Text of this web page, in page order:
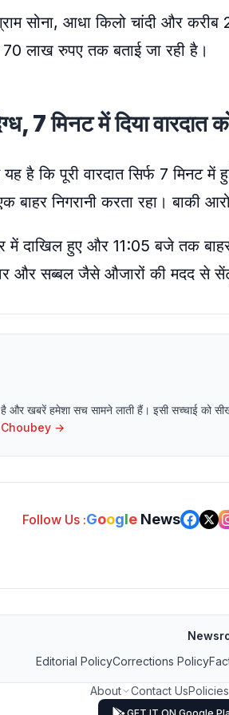
सोना, आधा किलो चांदी और
70 लाख रुपए तक बताई जा रही है।
मिनट में दिया वारदात
यह है कि पूरी वारदात सिर्फ 7 मिनट
निगरानी करता रहा। बाकी
दाखिल हुए और 11:05 बजे तक बाहर
और सब्बल जैसे औजारों की मदद से
और खबरें हमेशा सच सामने लाती हैं। इसी सच्चाई को
→
Follow Us :Google News
Editorial PolicyCorrections Policy
About Contact UsPolicies